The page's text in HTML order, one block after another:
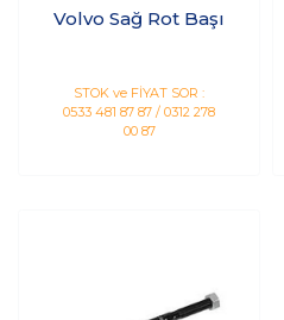
Volvo Sağ Rot Başı
STOK ve FİYAT SOR :
0533 481 87 87 / 0312 278
00 87